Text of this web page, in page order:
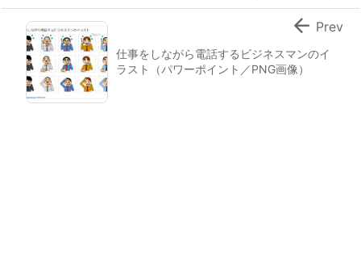
仕事をしながら電話するビジネスマンのイ
ラスト（パワーポイント／PNG画像）
 Prev